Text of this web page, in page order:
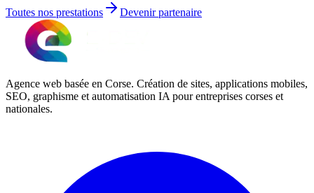
Toutes nos prestations Devenir partenaire
Agence web basée en Corse. Création de sites, applications mobiles,
SEO, graphisme et automatisation IA pour entreprises corses et
nationales.